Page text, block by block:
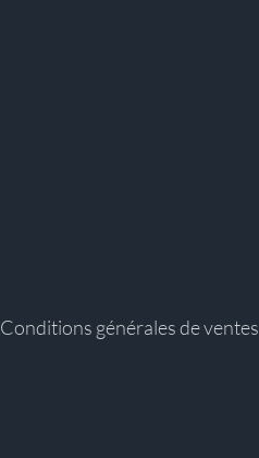
Conditions générales de ventes